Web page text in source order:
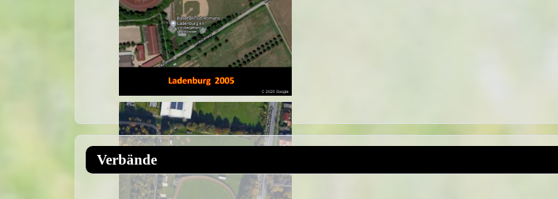
Verbände